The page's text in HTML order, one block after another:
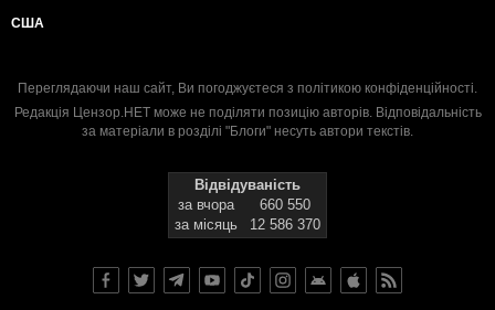
США
Переглядаючи наш сайт, Ви погоджуєтеся з політикою конфіденційності.
Редакція Цензор.НЕТ може не поділяти позицію авторів. Відповідальність
за матеріали в розділі "Блоги" несуть автори текстів.
Відвідуваність
за вчора
660 550
за місяць
12 586 370